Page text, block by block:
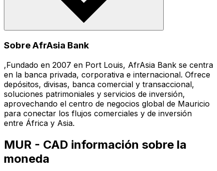
Sobre AfrAsia Bank
,Fundado en 2007 en Port Louis, AfrAsia Bank se centra
en la banca privada, corporativa e internacional. Ofrece
depósitos, divisas, banca comercial y transaccional,
soluciones patrimoniales y servicios de inversión,
aprovechando el centro de negocios global de Mauricio
para conectar los flujos comerciales y de inversión
entre África y Asia.
MUR - CAD información sobre la
moneda